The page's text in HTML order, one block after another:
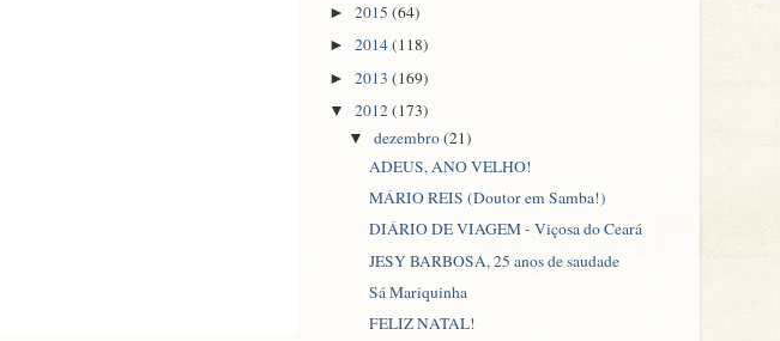
► 2015 (64)
► 2014(118)
► 2013 (169)
▼ 2012(173)
▼dezembro(21)
ADEUS, ANO VELHO!
MÁRIO REIS (Doutor em Samba!)
DIÁRIO DE VIAGEM - Viçosa do Ceará
JESY BARBOSA, 25 anos de saudade
Sá Mariquinha
FELIZ NATAL!